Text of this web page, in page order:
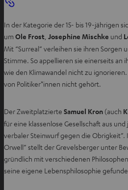
In der Kategorie der 15- bis 19-jährigen
um Ole Frost Josephine Mischke und
Mit “Surreal” verleihen sie ihren Sorgen
Stimme. So appellieren sie einerseits an
wie den Klimawandel nicht zu
von Politiker*innen nicht gehört.
Der Zweitplatzierte Samuel Kron (auch
für eine klassenlose Gesellschaft aus
verbaler Steinwurf gegen die Obrigkeit”.
Orwell” stellt der Grevelsberger unter
gründlich mit verschiedenen
seine eigene Lebensphilosophie